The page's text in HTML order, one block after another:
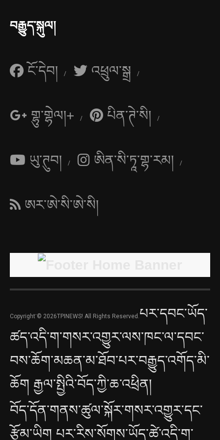
བརྒྱུད་སྐུལ།
ངོ་དེབ། འཕྲུལ་སྒྲ
གྷུ་གྷེལ།+ པིན་ཊེ་སི།
ཡུ་ཊུབ། ཨིན་སི་ཏཱ་གྷ་རམ།
ཨར་ཨེ་སི་ཨེ་སི།
Copyright་© 2026TPINEWS! All Rights Reserved.པར་དབང་ཡོད་
ཚད་འདི་ག་གསར་འགྱུར་ལས་ཁང་ལ་དབང་
བས་ཆོག་མཆན་མ་ཐོབ་པར་བརྒྱུད་འགོད་མི་
ཆོག རྒྱལ་སྤྱིའི་བོད་ཀྱི་ཆ་འཕྲིན།
བོད་དོན་གནས་ཚུལ་སྐོར་གསར་འགྱུར་དང་
རྩོམ་ཡིག པར་རིས་སོགས་ཡོད་ཚེ་འདི་ག་